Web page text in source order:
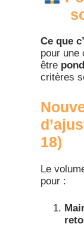
Ce que
pour une
être
critères
18)​
Le
pour :